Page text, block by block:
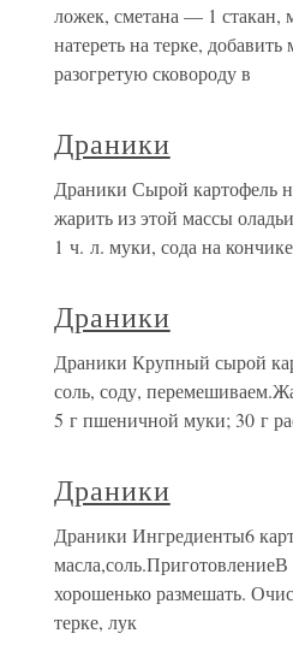
ложек, сметана — 1 стакан,
натереть на терке,
разогретую сковороду в
Драники
Драники Сырой картофель
жарить из этой массы
1 ч. л. муки, сода на
Драники
Драники Крупный сырой
соль, соду,
5 г пшеничной муки; 30 г
Драники
Драники Ингредиенты6
масла,соль.ПриготовлениеВ
хорошенько размешать.
терке, лук